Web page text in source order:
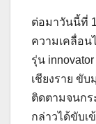
ต่อมาวันนี้ที่
ความเคลื่อน
รุ่น
เชียงราย ขับ
ติดตามจนกร
กล่าวได้ขับเ